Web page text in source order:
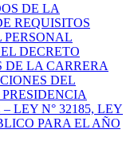
DE LA
REQUISITOS
PERSONAL
DECRETO
DE LA CARRERA
DEL
– LEY N° 32185, LEY
PARA EL AÑO